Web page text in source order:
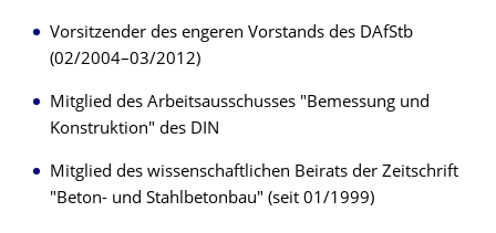
Vorsitzender des engeren Vorstands des DAfStb
(02/2004–03/2012)
Mitglied des Arbeitsausschusses "Bemessung und
Konstruktion" des DIN
Mitglied des wissenschaftlichen Beirats der Zeitschrift
"Beton- und Stahlbetonbau" (seit 01/1999)